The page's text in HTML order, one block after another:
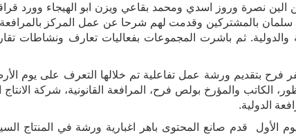
نصرة وروز اسدي ومحمد بقاعي ويزن ابو الهيجاء وورد
سلمان بالمشتركين وقدمت لهم شرحا عن عمل المركز بالمرافعة
والدولية. ثم باشرت المجموعات بفعاليات تعارف ونشاطات
فرح بتقديم ورشة عمل تفاعلية تم خلالها التعرف على يوم
الكاتب والمؤرخ بولص فرح، المرافعة القانونية، شركة الانتاج
الدولية.
الأول قدم صانع المحتوى باهر اغبارية ورشة في المنتاج